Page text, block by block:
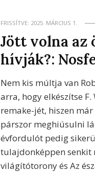
FRISSÍTVE: 2025. MÁRCIUS 1.
Jött volna az
hívják?:
Nem kis múltja van
arra, hogy elkészítse
remake-jét, hiszen
párszor meghiúsulni
évfordulót pedig
tulajdonképpen senkit
világítótorony és Az